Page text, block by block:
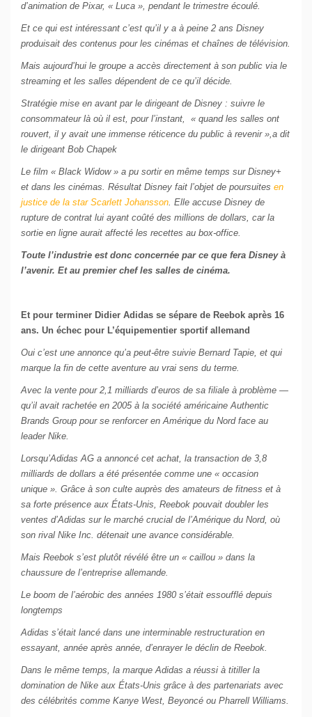
d’animation de Pixar, « Luca », pendant le trimestre écoulé.
Et ce qui est intéressant c’est qu’il y a à peine 2 ans Disney
produisait des contenus pour les cinémas et chaînes de télévision.
Mais aujourd’hui le groupe a accès directement à son public via le
streaming et les salles dépendent de ce qu’il décide.
Stratégie mise en avant par le dirigeant de Disney : suivre le
consommateur là où il est, pour l’instant, « quand les salles ont
rouvert, il y avait une immense réticence du public à revenir »,a dit
le dirigeant Bob Chapek
Le film « Black Widow » a pu sortir en même temps sur Disney+
et dans les cinémas. Résultat Disney fait l’objet de poursuites en
justice de la star Scarlett Johansson. Elle accuse Disney de
rupture de contrat lui ayant coûté des millions de dollars, car la
sortie en ligne aurait affecté les recettes au box-office.
Toute l’industrie est donc concernée par ce que fera Disney à
l’avenir. Et au premier chef les salles de cinéma.
Et pour terminer Didier Adidas se sépare de Reebok après 16
ans. Un échec pour L’équipementier sportif allemand
Oui c’est une annonce qu’a peut-être suivie Bernard Tapie, et qui
marque la fin de cette aventure au vrai sens du terme.
Avec la vente pour 2,1 milliards d’euros de sa filiale à problème —
qu’il avait rachetée en 2005 à la société américaine Authentic
Brands Group pour se renforcer en Amérique du Nord face au
leader Nike.
Lorsqu’Adidas AG a annoncé cet achat, la transaction de 3,8
milliards de dollars a été présentée comme une « occasion
unique ». Grâce à son culte auprès des amateurs de fitness et à
sa forte présence aux États-Unis, Reebok pouvait doubler les
ventes d’Adidas sur le marché crucial de l’Amérique du Nord, où
son rival Nike Inc. détenait une avance considérable.
Mais Reebok s’est plutôt révélé être un « caillou » dans la
chaussure de l’entreprise allemande.
Le boom de l’aérobic des années 1980 s’était essoufflé depuis
longtemps
Adidas s’était lancé dans une interminable restructuration en
essayant, année après année, d’enrayer le déclin de Reebok.
Dans le même temps, la marque Adidas a réussi à titiller la
domination de Nike aux États-Unis grâce à des partenariats avec
des célébrités comme Kanye West, Beyoncé ou Pharrell Williams.